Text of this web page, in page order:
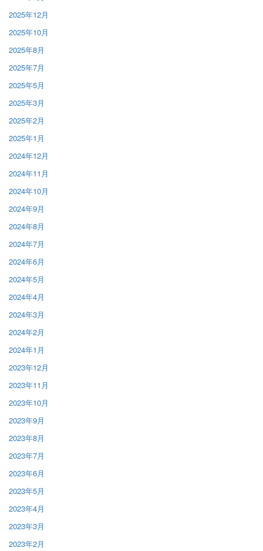
2025年12月
2025年10月
2025年8月
2025年7月
2025年5月
2025年3月
2025年2月
2025年1月
2024年12月
2024年11月
2024年10月
2024年9月
2024年8月
2024年7月
2024年6月
2024年5月
2024年4月
2024年3月
2024年2月
2024年1月
2023年12月
2023年11月
2023年10月
2023年9月
2023年8月
2023年7月
2023年6月
2023年5月
2023年4月
2023年3月
2023年2月